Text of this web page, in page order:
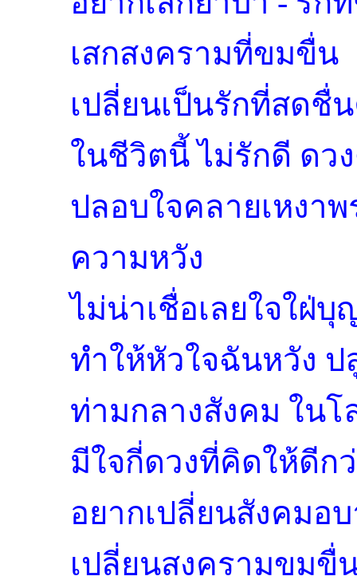
เสกสงครามที่ขมขื่น
เปลี่ยนเป็นรักที่สดชื่
ในชีวิตนี้ ไม่รักดี ดว
ปลอบใจคลายเหงา
ความหวัง
ไม่น่าเชื่อเลยใจใฝ่
ทำให้หัวใจฉันหวัง ป
ท่ามกลางสังคม ใน
มีใจกี่ดวงที่คิดให้ดีก
อยากเปลี่ยนสังคมอ
เปลี่ยนสงครามขมขื่